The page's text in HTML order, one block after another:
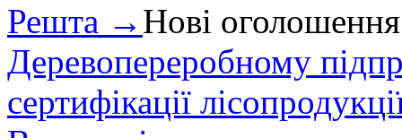
Решта → Нові оголошення
Деревопереробному
сертифікації